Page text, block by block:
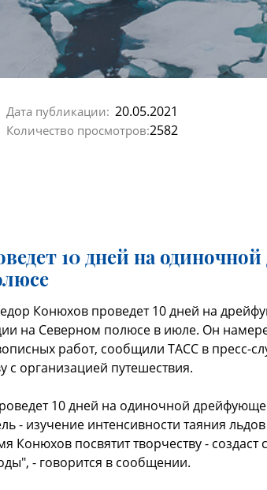
Дата публикации: 20.05.2021
Количество просмотров:2582
10 дней на
Конюхов проведет 10 дней на
на Северном полюсе в июле. Он
работ, сообщили ТАСС в пресс-
с организацией путешествия.
10 дней на одиночной
- изучение интенсивности таяния
Конюхов посвятит творчеству -
- говорится в сообщении.